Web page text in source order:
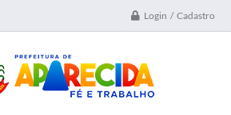
Login / Cadastro